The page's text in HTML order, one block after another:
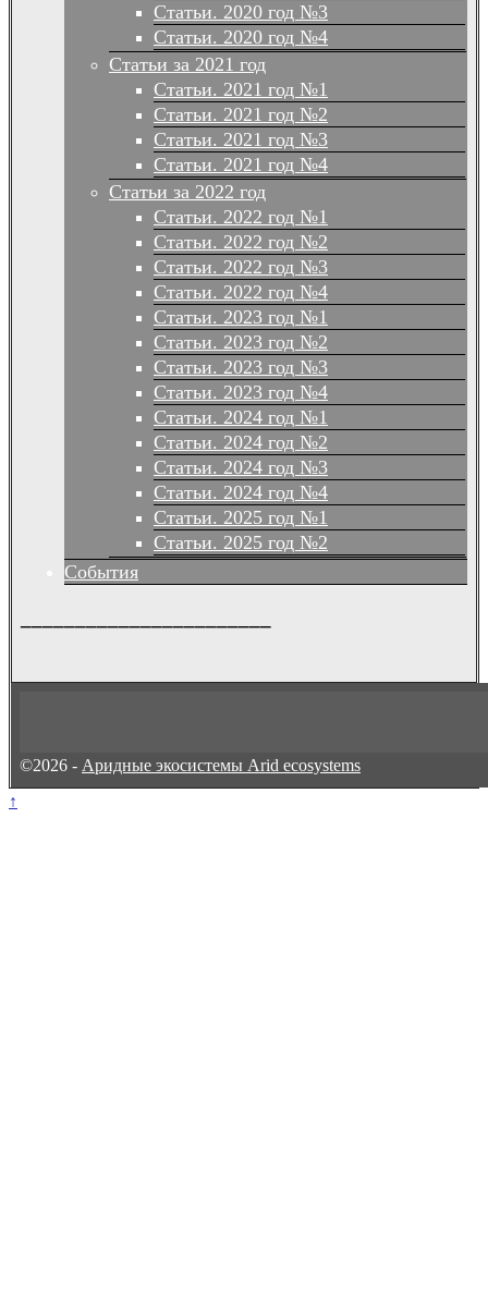
Статьи. 2020 год №3
Статьи. 2020 год №4
Статьи за 2021 год
Статьи. 2021 год №1
Статьи. 2021 год №2
Статьи. 2021 год №3
Статьи. 2021 год №4
Статьи за 2022 год
Статьи. 2022 год №1
Статьи. 2022 год №2
Статьи. 2022 год №3
Статьи. 2022 год №4
Статьи. 2023 год №1
Статьи. 2023 год №2
Статьи. 2023 год №3
Статьи. 2023 год №4
Статьи. 2024 год №1
Статьи. 2024 год №2
Статьи. 2024 год №3
Статьи. 2024 год №4
Статьи. 2025 год №1
Статьи. 2025 год №2
События
©2026 - Аридные экосистемы Arid ecosystems
↑